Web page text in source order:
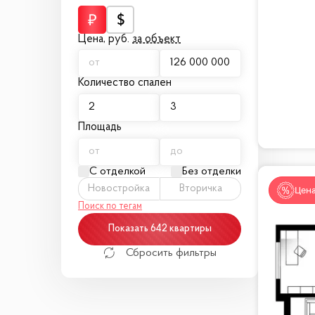
О комплексе
ЖК «Поклонная 9» — это 34-этажный дом,
премиальные материалы и панорамные
Если вы цените качество, статус и
Звоните и записывайтесь на просмотр —
Цена, руб. за объект
Количество спален
Площадь
С отделкой Без отделки
Новостройка Вторичка
Поиск по тегам
Показать 642 квартиры
Сбросить фильтры